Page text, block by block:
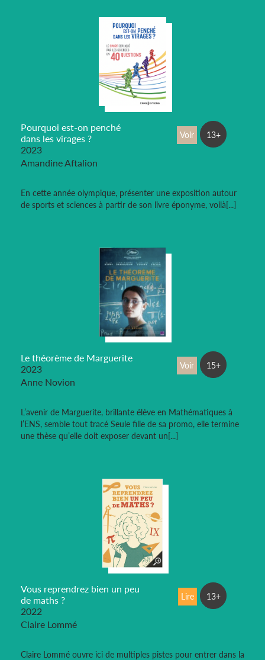
Pourquoi est-on penché
dans les virages ?
2023
Amandine Aftalion
En cette année olympique, présenter une exposition autour
de sports et sciences à partir de son livre éponyme, voilà[...]
Voir 13+
Le théorème de Marguerite
2023
Anne Novion
L’avenir de Marguerite, brillante élève en Mathématiques à
l’ENS, semble tout tracé Seule fille de sa promo, elle termine
une thèse qu’elle doit exposer devant un[...]
Voir 15+
Vous reprendrez bien un peu
de maths ?
2022
Claire Lommé
Claire Lommé ouvre ici de multiples pistes pour entrer dans la
Lire 13+